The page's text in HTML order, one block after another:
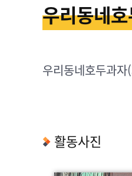
우리동네
우리동네호두과자
활동사진